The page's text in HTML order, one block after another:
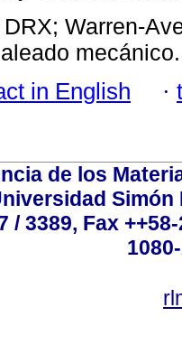
DRX; Warren-
mecánico.
in English ·
de los
/ 3389, Fax